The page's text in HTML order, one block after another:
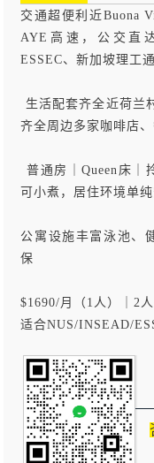
交通超便利 近Buona
AYE高速，公交直
ESSEC、新加坡理工
️ 生活配套齐全近荷兰
齐全周边多家咖啡店
普通房｜Queen床｜
可小煮，居住环境单
公寓设施丰富 泳池、
保
$1690/月（1人）｜2
适合NUS/INSEAD/